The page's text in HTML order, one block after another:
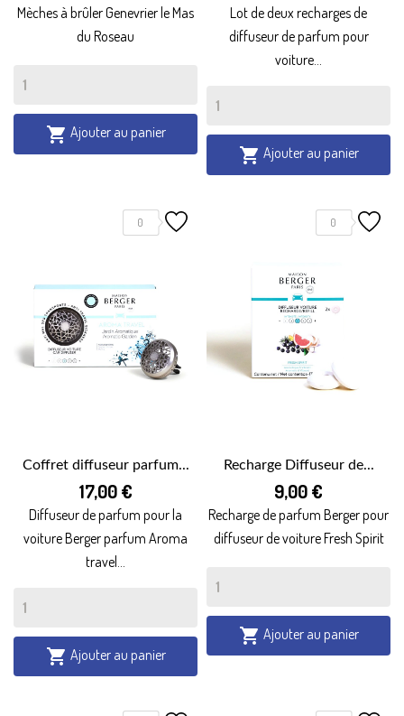
Mèches à brûler Genevrier le Mas
du Roseau
 Ajouter au panier
Lot de deux recharges de
diffuseur de parfum pour
voiture...
 Ajouter au panier
0
Coffret diffuseur parfum...
17,00 €
Diffuseur de parfum pour la
voiture Berger parfum Aroma
travel...
 Ajouter au panier
0
Recharge Diffuseur de...
9,00 €
Recharge de parfum Berger pour
diffuseur de voiture Fresh Spirit
 Ajouter au panier